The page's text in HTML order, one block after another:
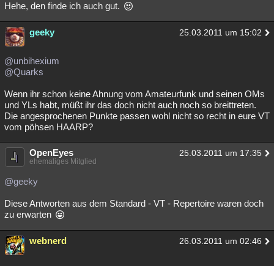
Hehe, den finde ich auch gut.
geeky 25.03.2011 um 15:02
@unbihexium
@Quarks
Wenn ihr schon keine Ahnung vom Amateurfunk und seinen OMs
und YLs habt, müßt ihr das doch nicht auch noch so breittreten.
Die angesprochenen Punkte passen wohl nicht so recht in eure VT
vom pöhsen HAARP?
OpenEyes 25.03.2011 um 17:35
ehemaliges Mitglied
@geeky
Diese Antworten aus dem Standard - VT - Repertoire waren doch
zu erwarten
webnerd 26.03.2011 um 02:46